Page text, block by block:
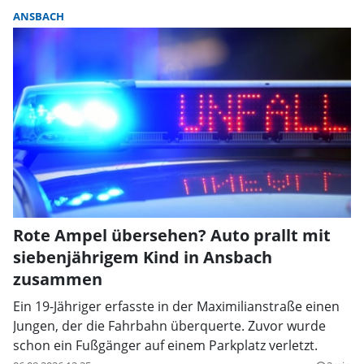
ANSBACH
Rote Ampel übersehen? Auto prallt mit
siebenjährigem Kind in Ansbach
zusammen
Ein 19-Jähriger erfasste in der Maximilianstraße einen
Jungen, der die Fahrbahn überquerte. Zuvor wurde
schon ein Fußgänger auf einem Parkplatz verletzt.